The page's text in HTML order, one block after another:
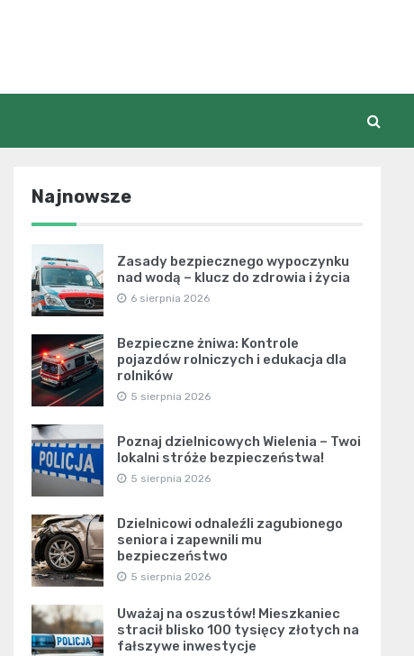
Najnowsze
Zasady bezpiecznego wypoczynku
nad wodą – klucz do zdrowia i życia
6 sierpnia 2026
Bezpieczne żniwa: Kontrole
pojazdów rolniczych i edukacja dla
rolników
5 sierpnia 2026
Poznaj dzielnicowych Wielenia – Twoi
lokalni stróże bezpieczeństwa!
5 sierpnia 2026
Dzielnicowi odnaleźli zagubionego
seniora i zapewnili mu
bezpieczeństwo
5 sierpnia 2026
Uważaj na oszustów! Mieszkaniec
stracił blisko 100 tysięcy złotych na
fałszywe inwestycje